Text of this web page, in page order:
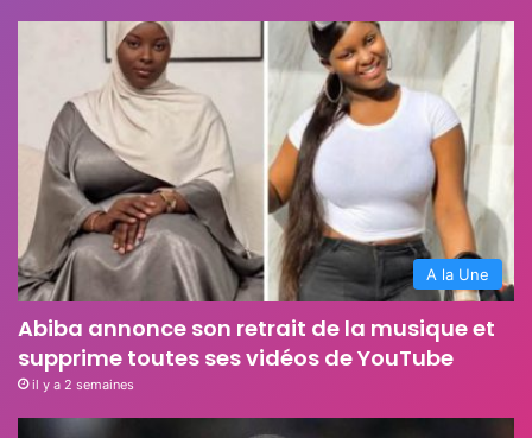
A la Une
Abiba annonce son retrait de la musique et
supprime toutes ses vidéos de YouTube
il y a 2 semaines